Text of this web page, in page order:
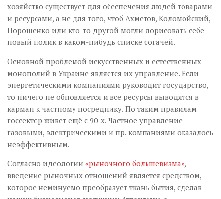
хозяйство существует для обеспечения людей товарами
и ресурсами, а не для того, чтоб Ахметов, Коломойский,
Порошенко или кто-то другой могли дорисовать себе
новый нолик в каком-нибудь списке богачей.
Основной проблемой искусственных и естественных
монополий в Украине является их управление. Если
энергетическими компаниями руководит государство,
то ничего не обновляется и все ресурсы выводятся в
карман к частному посреднику. По таким правилам
госсектор живет ещё с 90-х. Частное управление
газовыми, электрическими и пр. компаниями оказалось
неэффективным.
Согласно идеологии «рыночного большевизма»,
введение рыночных отношений является средством,
которое неминуемо преобразует ткань бытия, сделав